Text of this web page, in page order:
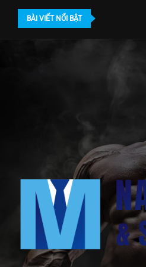
BÀI VIẾT NỔI BẬT
nam khoa ở đâu TPHCM? Địa chỉ...